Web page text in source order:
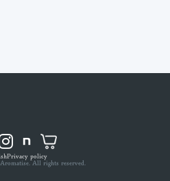
Privacy policyAll rights reserved.